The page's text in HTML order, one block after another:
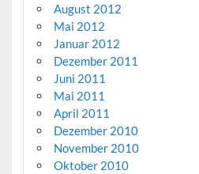
August 2012
Mai 2012
Januar 2012
Dezember 2011
Juni 2011
Mai 2011
April 2011
Dezember 2010
November 2010
Oktober 2010